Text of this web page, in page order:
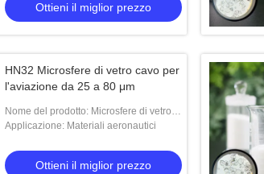
vuote del liquido di
densità bassa 14000 PSI
il miglior prezzo
Bolle di vetro vuote per
bacino idrico
Ottieni il miglior
Ottieni il miglior prezzo
HN32 Microsfere di vetro cavo per
l'aviazione da 25 a 80 μm
Nome del prodotto: Microsfere di vetro
HN32
Applicazione: Materiali aeronautici
Ottieni il miglior prezzo